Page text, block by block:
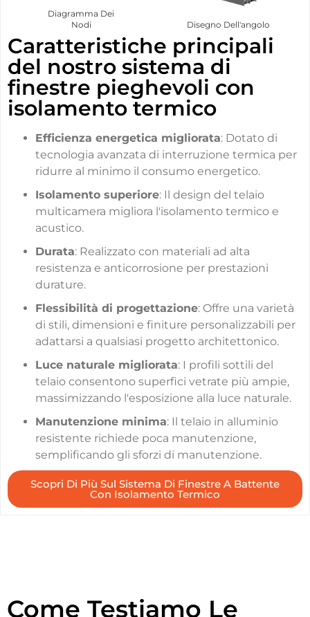
Diagramma Dei
Nodi
Disegno Dell'angolo
Caratteristiche principali
del nostro sistema di
finestre pieghevoli con
isolamento termico
Efficienza energetica migliorata: Dotato di
tecnologia avanzata di interruzione termica per
ridurre al minimo il consumo energetico.
Isolamento superiore: Il design del telaio
multicamera migliora l'isolamento termico e
acustico.
Durata: Realizzato con materiali ad alta
resistenza e anticorrosione per prestazioni
durature.
Flessibilità di progettazione: Offre una varietà
di stili, dimensioni e finiture personalizzabili per
adattarsi a qualsiasi progetto architettonico.
Luce naturale migliorata: I profili sottili del
telaio consentono superfici vetrate più ampie,
massimizzando l'esposizione alla luce naturale.
Manutenzione minima: Il telaio in alluminio
resistente richiede poca manutenzione,
semplificando gli sforzi di manutenzione.
Scopri Di Più Sul Sistema Di Finestre A Battente
Con Isolamento Termico
Come Testiamo Le